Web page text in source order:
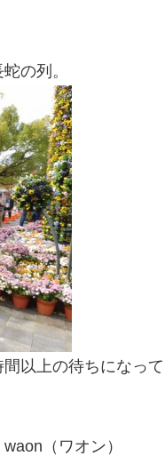
の列。
以上の待ちになって
（ワオン）